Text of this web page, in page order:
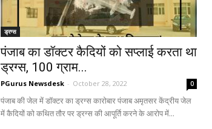
ड्रग्स
पंजाब का डॉक्टर कैदियों को सप्लाई करता था
ड्रग्स, 100 ग्राम...
PGurus Newsdesk - October 28, 2022 0
पंजाब की जेल में डॉक्टर का ड्रग्स कारोबार पंजाब अमृतसर केंद्रीय जेल
में कैदियों को कथित तौर पर ड्रग्स की आपूर्ति करने के आरोप में...